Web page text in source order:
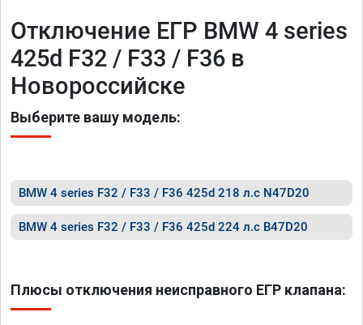
Отключение ЕГР BMW 4 series
425d F32 / F33 / F36 в
Новороссийске
Выберите вашу модель:
BMW 4 series F32 / F33 / F36 425d 218 л.с N47D20
BMW 4 series F32 / F33 / F36 425d 224 л.с B47D20
Плюсы отключения неисправного ЕГР клапана: